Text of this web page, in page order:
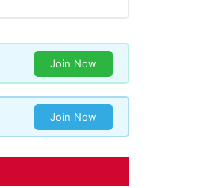
Join Now
Join Now